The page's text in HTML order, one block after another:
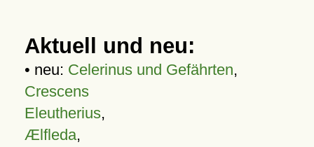
Aktuell und neu:
• neu: Celerinus und Gefährten,
Crescens
Eleutherius,
Ælfleda,